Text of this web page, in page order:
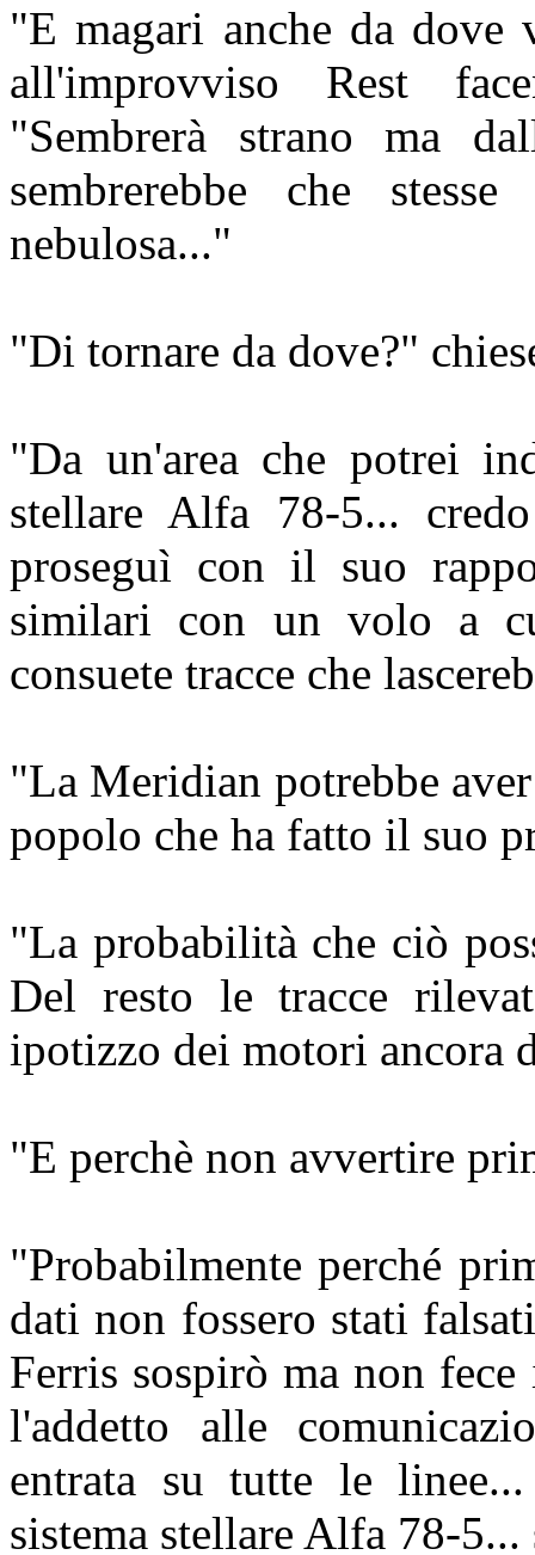
"E magari anche da dove
all'improvviso Rest
"Sembrerà strano ma
sembrerebbe che
nebulosa..."
"Di tornare da dove?"
"Da un'area che potrei
stellare Alfa 78-5...
proseguì con il suo
similari con un volo a
consuete tracce che
"La Meridian potrebbe
popolo che ha fatto il suo
"La probabilità che ciò
Del resto le tracce
ipotizzo dei motori ancora
"E perchè non avvertire
"Probabilmente perché
dati non fossero stati
Ferris sospirò ma non
l'addetto alle
entrata su tutte le
sistema stellare Alfa 78-